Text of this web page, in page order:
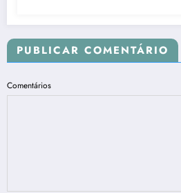
PUBLICAR COMENTÁRIO
Comentários